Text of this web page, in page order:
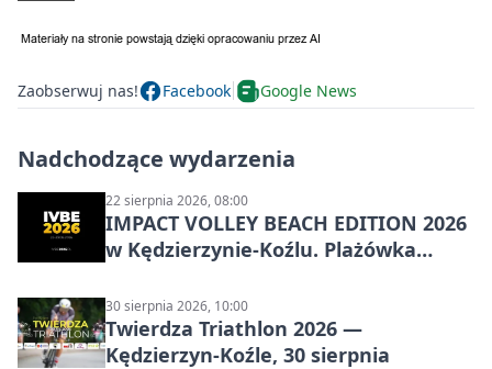
Zaobserwuj nas! Facebook Google News
Nadchodzące wydarzenia
22 sierpnia 2026, 08:00
IMPACT VOLLEY BEACH EDITION 2026
w Kędzierzynie-Koźlu. Plażówka
30 sierpnia 2026, 10:00
Twierdza Triathlon 2026 —
Kędzierzyn-Koźle, 30 sierpnia